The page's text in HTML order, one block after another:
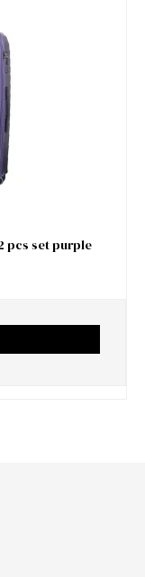
pcs set purple